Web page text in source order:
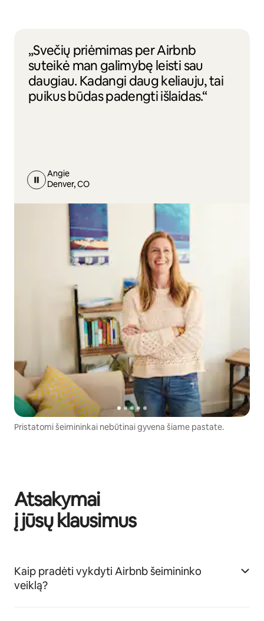
„Svečių priėmimas per Airbnb
suteikė man galimybę leisti sau
daugiau. Kadangi daug keliauju, tai
puikus būdas padengti išlaidas.“
Angie
Denver, CO
Pristatomi šeimininkai nebūtinai gyvena šiame pastate.
Atsakymai
į jūsų klausimus
Kaip pradėti vykdyti Airbnb šeimininko
veiklą?